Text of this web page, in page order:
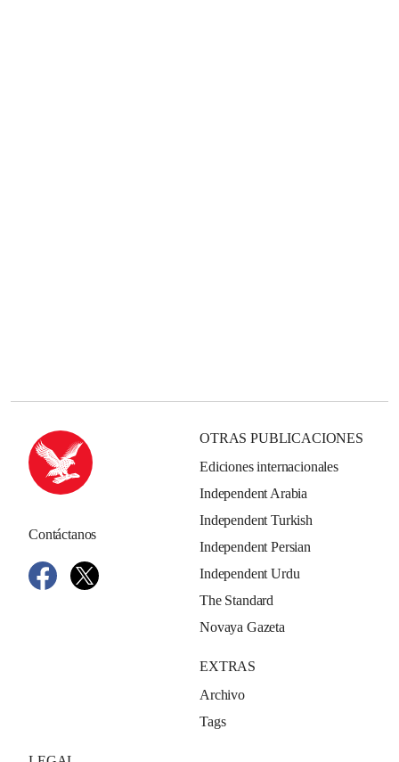
Contáctanos
OTRAS PUBLICACIONES
Ediciones internacionales
Independent Arabia
Independent Turkish
Independent Persian
Independent Urdu
The Standard
Novaya Gazeta
EXTRAS
Archivo
Tags